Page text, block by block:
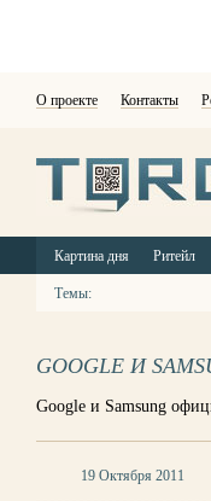
О проекте Контакты
Картина дня Ритейл
Темы:
GOOGLE И
Google и Samsung
19 Октября 2011